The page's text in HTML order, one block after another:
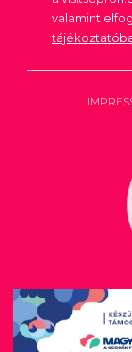
valamint